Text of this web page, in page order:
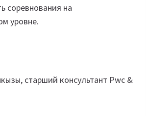
соревнования на
уровне.
старший консультант Pwc &